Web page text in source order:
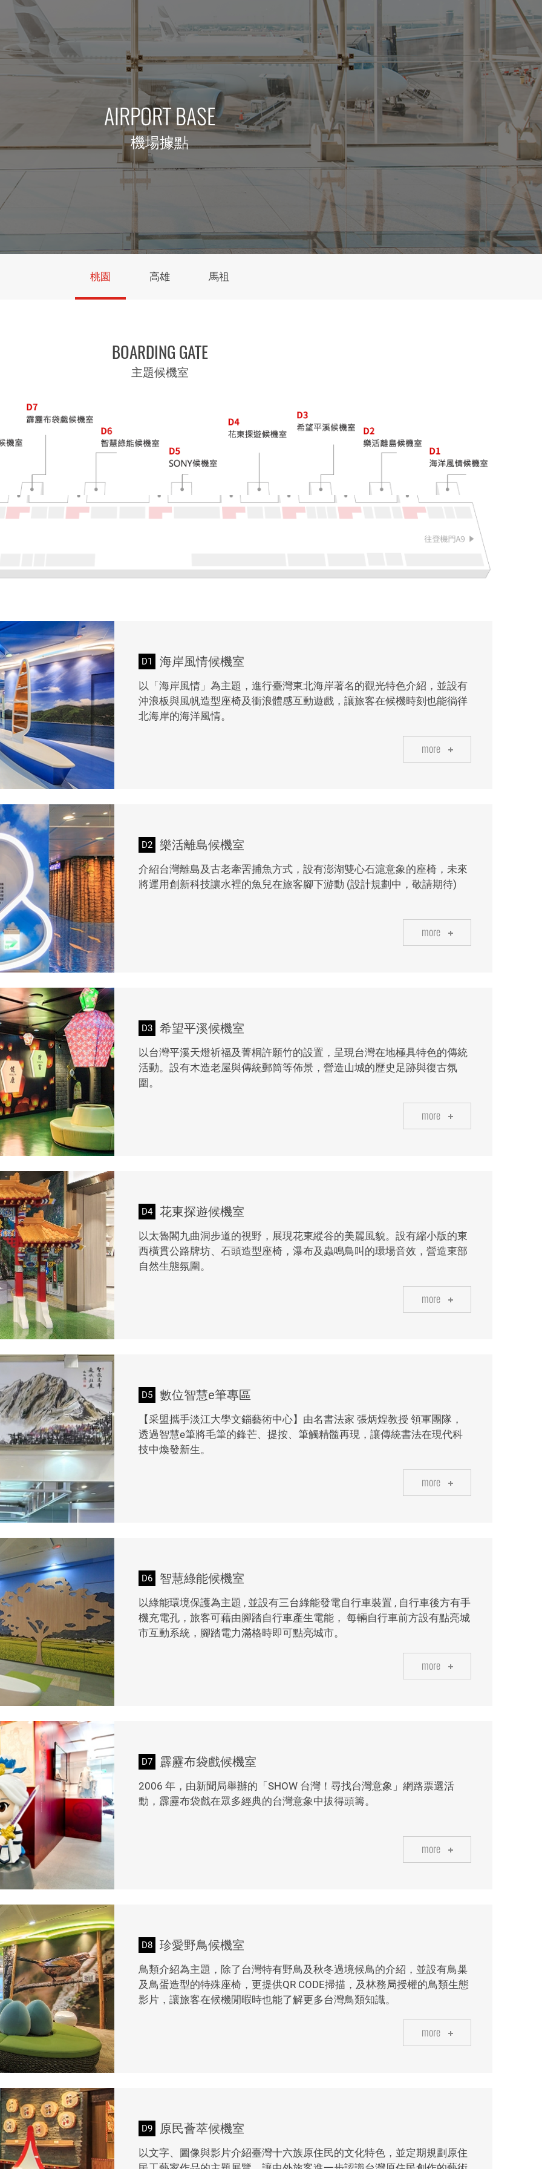
AIRPORT BASE
機場據點
桃園 高雄 馬祖
BOARDING GATE
主題候機室
D1 海岸風情候機室
以「海岸風情」為主題，進行臺灣東北海岸著名的觀光特色介紹，並設有
沖浪板與風帆造型座椅及衝浪體感互動遊戲，讓旅客在候機時刻也能徜徉
北海岸的海洋風情。
more
D2 樂活離島候機室
介紹台灣離島及古老牽罟捕魚方式，設有澎湖雙心石滬意象的座椅，未來
將運用創新科技讓水裡的魚兒在旅客腳下游動 (設計規劃中，敬請期待)
more
D3 希望平溪候機室
以台灣平溪天燈祈福及菁桐許願竹的設置，呈現台灣在地極具特色的傳統
活動。設有木造老屋與傳統郵筒等佈景，營造山城的歷史足跡與復古氛
圍。
more
D4 花東探遊候機室
以太魯閣九曲洞步道的視野，展現花東縱谷的美麗風貌。設有縮小版的東
西橫貫公路牌坊、石頭造型座椅，瀑布及蟲鳴鳥叫的環場音效，營造東部
自然生態氛圍。
more
D5 數位智慧e筆專區
【采盟攜手淡江大學文錙藝術中心】由名書法家 張炳煌教授 領軍團隊，
透過智慧e筆將毛筆的鋒芒、提按、筆觸精髓再現，讓傳統書法在現代科
技中煥發新生。
more
D6 智慧綠能候機室
以綠能環境保護為主題 , 並設有三台綠能發電自行車裝置 , 自行車後方有手
機充電孔，旅客可藉由腳踏自行車產生電能， 每輛自行車前方設有點亮城
市互動系統，腳踏電力滿格時即可點亮城市。
more
D7 霹靂布袋戲候機室
2006 年，由新聞局舉辦的「SHOW 台灣！尋找台灣意象」網路票選活
動，霹靂布袋戲在眾多經典的台灣意象中拔得頭籌。
more
D8 珍愛野鳥候機室
鳥類介紹為主題，除了台灣特有野鳥及秋冬過境候鳥的介紹，並設有鳥巢
及鳥蛋造型的特殊座椅，更提供QR CODE掃描，及林務局授權的鳥類生態
影片，讓旅客在候機閒暇時也能了解更多台灣鳥類知識。
more
D9 原民薈萃候機室
以文字、圖像與影片介紹臺灣十六族原住民的文化特色，並定期規劃原住